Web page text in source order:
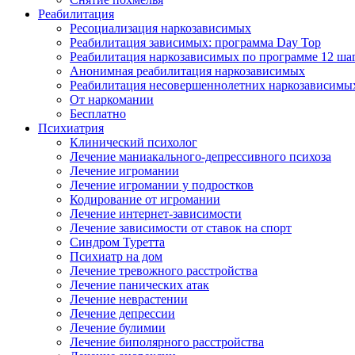
Реабилитация
Ресоциализация наркозависимых
Реабилитация зависимых: программа Day Top
Реабилитация наркозависимых по программе 12
Анонимная реабилитация наркозависимых
Реабилитация несовершеннолетних
От наркомании
Бесплатно
Психиатрия
Клинический психолог
Лечение маниакального-депрессивного психоза
Лечение игромании
Лечение игромании у подростков
Кодирование от игромании
Лечение интернет-зависимости
Лечение зависимости от ставок на спорт
Синдром Туретта
Психиатр на дом
Лечение тревожного расстройства
Лечение панических атак
Лечение неврастении
Лечение депрессии
Лечение булимии
Лечение биполярного расстройства